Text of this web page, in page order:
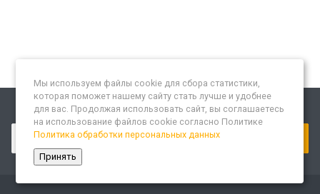
Подписывайтесь на новости и акции:
Мы используем файлы cookie для сбора статистики,
которая поможет нашему сайту стать лучше и удобнее
для вас. Продолжая использовать сайт, вы соглашаетесь
на использование файлов cookie согласно Политике
Политика обработки персональных данных
Принять